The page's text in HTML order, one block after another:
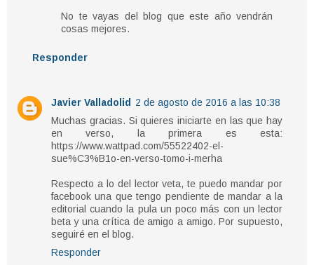
No te vayas del blog que este año vendrán
cosas mejores.
Responder
Javier Valladolid
2 de agosto de 2016 a las 10:38
Muchas gracias. Si quieres iniciarte en las que hay
en verso, la primera es esta:
https://www.wattpad.com/55522402-el-
sue%C3%B1o-en-verso-tomo-i-merha
Respecto a lo del lector veta, te puedo mandar por
facebook una que tengo pendiente de mandar a la
editorial cuando la pula un poco más con un lector
beta y una crítica de amigo a amigo. Por supuesto,
seguiré en el blog.
Responder